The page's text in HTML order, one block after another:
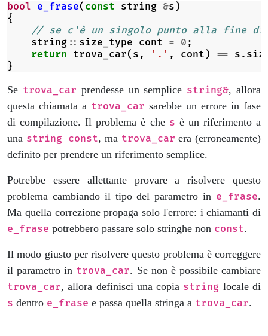
bool e_frase( const string &s )
{
// se c'è un singolo punto alla fine
string :: size_type cont = 0 ;
return trova_car( s , '.' , cont ) == s .
}
Se trova_car prendesse un semplice string&, allora
questa chiamata a trova_car sarebbe un errore in fase
di compilazione. Il problema è che s è un riferimento a
una string const, ma trova_car era (erroneamente)
definito per prendere un riferimento semplice.
Potrebbe essere allettante provare a risolvere questo
problema cambiando il tipo del parametro in e_frase.
Ma quella correzione propaga solo l'errore: i chiamanti di
e_frase potrebbero passare solo stringhe non const.
Il modo giusto per risolvere questo problema è correggere
il parametro in trova_car. Se non è possibile cambiare
trova_car, allora definisci una copia string locale di
s dentro e_frase e passa quella stringa a trova_car.